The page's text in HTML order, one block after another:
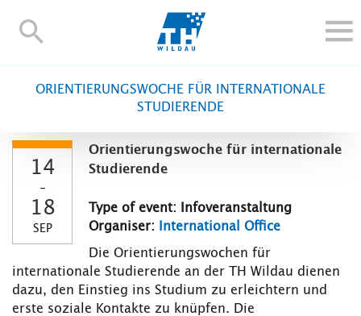
TH-
RESEARCH AND TRANSFER
ALUMNI
UNIVERSITY
Contact and directions
ORIENTIERUNGSWOCHE FÜR INTERNATIONALE
STUDIERENDE
14
-
18
SEP
Orientierungswoche für internationale
Studierende
Type of event: Infoveranstaltung
Organiser:
International Office
Die Orientierungswochen für
internationale Studierende an der TH Wildau dienen
dazu, den Einstieg ins Studium zu erleichtern und
erste soziale Kontakte zu knüpfen. Die